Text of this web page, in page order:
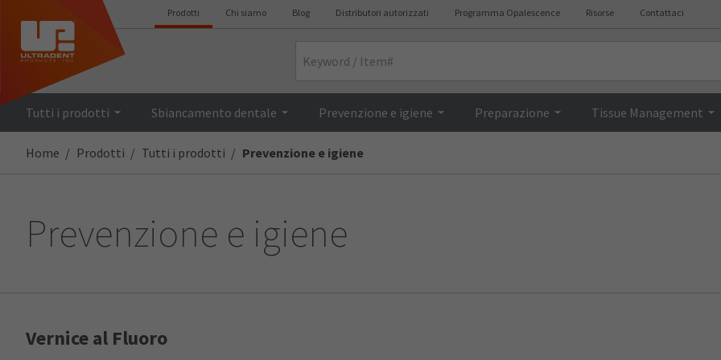
Prodotti Chi siamo Blog Distributori autorizzati Programma Opalescence Risorse Contattaci
Tutti i prodotti Sbiancamento dentale Prevenzione e igiene Preparazione Tissue Management
Home Prodotti Tutti i prodotti Prevenzione e igiene
Prevenzione e igiene
Vernice al Fluoro